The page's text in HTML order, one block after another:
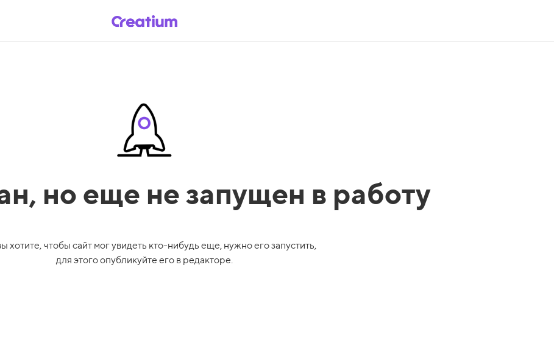
но еще не запущен в работу
хотите, чтобы сайт мог увидеть кто-нибудь еще, нужно его запустить,
для этого опубликуйте его в редакторе.